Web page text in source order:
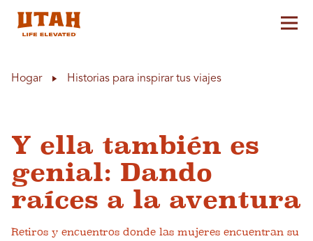
Hogar Historias para inspirar tus viajes
Y ella también es
genial: Dando
raíces a la aventura
Retiros y encuentros donde las mujeres encuentran su